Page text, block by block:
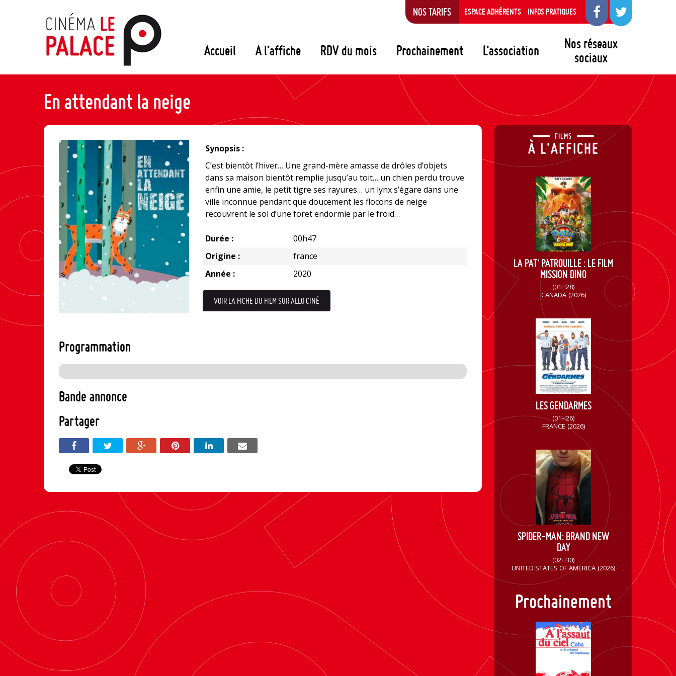
Accueil A l’affiche RDV du mois Prochainement L’association
Nos réseaux
sociaux
NOS TARIFS ESPACE ADHÉRENTS INFOS PRATIQUES
En attendant la neige
Synopsis :
C’est bientôt l’hiver… Une grand-mère amasse de drôles d’objets
dans sa maison bientôt remplie jusqu’au toit… un chien perdu trouve
enfin une amie, le petit tigre ses rayures… un lynx s’égare dans une
ville inconnue pendant que doucement les flocons de neige
recouvrent le sol d’une foret endormie par le froid…
Durée :
00h47
Origine :
france
Année :
2020
VOIR LA FICHE DU FILM SUR ALLO CINÉ
Programmation
Bande annonce
Partager
FILMS
À L'AFFICHE
LA PAT’ PATROUILLE : LE FILM
MISSION DINO
(01H28)
CANADA (2026)
LES GENDARMES
(01H26)
FRANCE (2026)
SPIDER-MAN: BRAND NEW
DAY
(02H30)
UNITED STATES OF AMERICA (2026)
Prochainement